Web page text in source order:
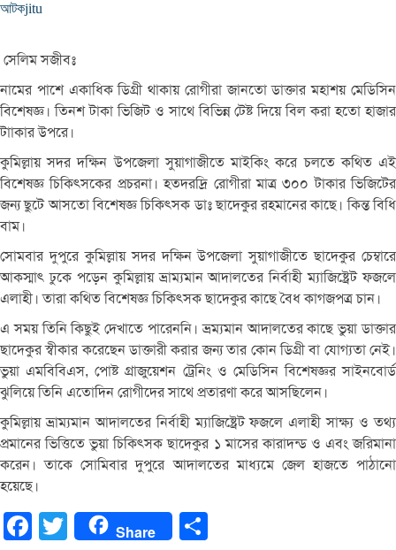
আটকjitu
সেলিম সজীবঃ
নামের পাশে একাধিক ডিগ্রী থাকায় রোগীরা জানতো ডাক্তার মহাশয় মেডিসিন
বিশেষজ্ঞ। তিনশ টাকা ভিজিট ও সাথে বিভিন্ন টেষ্ট দিয়ে বিল করা হতো হাজার
টাাকার উপরে।
কুমিল্লায় সদর দক্ষিন উপজেলা সুয়াগাজীতে মাইকিং করে চলতে কথিত এই
বিশেষজ্ঞ চিকিৎসকের প্রচরনা। হতদরদ্রি রোগীরা মাত্র ৩০০ টাকার ভিজিটের
জন্য ছুটে আসতো বিশেষজ্ঞ চিকিৎসক ডাঃ ছাদেকুর রহমানের কাছে। কিন্ত বিধি
বাম।
সোমবার দুপুরে কুমিল্লায় সদর দক্ষিন উপজেলা সুয়াগাজীতে ছাদেকুর চেম্বারে
আকস্মাৎ ঢুকে পড়েন কুমিল্লায় ভ্রাম্যমান আদালতের নির্বাহী ম্যাজিষ্ট্রেট ফজলে
এলাহী। তারা কথিত বিশেষজ্ঞ চিকিৎসক ছাদেকুর কাছে বৈধ কাগজপত্র চান।
এ সময় তিনি কিছুই দেখাতে পারেননি। ভ্রম্যমান আদালতের কাছে ভুয়া ডাক্তার
ছাদেকুর স্বীকার করেছেন ডাক্তারী করার জন্য তার কোন ডিগ্রী বা যোগ্যতা নেই।
ভুয়া এমবিবিএস, পোষ্ট গ্রাজুয়েশন ট্রেনিং ও মেডিসিন বিশেষজ্ঞর সাইনবোর্ড
ঝুলিয়ে তিনি এতোদিন রোগীদের সাথে প্রতারণা করে আসছিলেন।
কুমিল্লায় ভ্রাম্যমান আদালতের নির্বাহী ম্যাজিষ্ট্রেট ফজলে এলাহী সাক্ষ্য ও তথ্য
প্রমানের ভিত্তিতে ভুয়া চিকিৎসক ছাদেকুর ১ মাসের কারাদন্ড ও এবং জরিমানা
করেন। তাকে সোমিবার দুপুরে আদালতের মাধ্যমে জেল হাজতে পাঠানো
হয়েছে।
FacebookTwitter Share